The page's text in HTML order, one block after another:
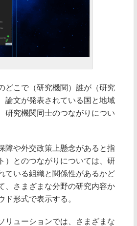
こで（研究機関）誰が（研究
論文が発表されている国と地域
研究機関同士のつながりについ
や外交政策上懸念があると指
）とのつながりについては、研
ている組織と関係性があるかど
、さまざまな分野の研究内容か
形式で表示する。
ューションでは、さまざまな